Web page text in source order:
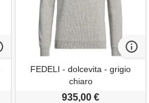
FEDELI - dolcevita - grigio
chiaro
935,00 €